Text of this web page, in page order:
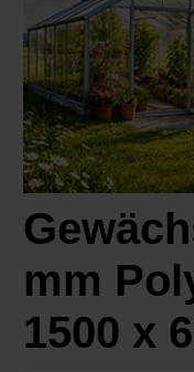
mm
1500 x